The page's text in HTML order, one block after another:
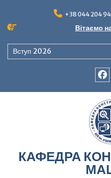
вмісту
+38 044 204 94
Вітаємо
Вступ 2026
КАФЕДРА